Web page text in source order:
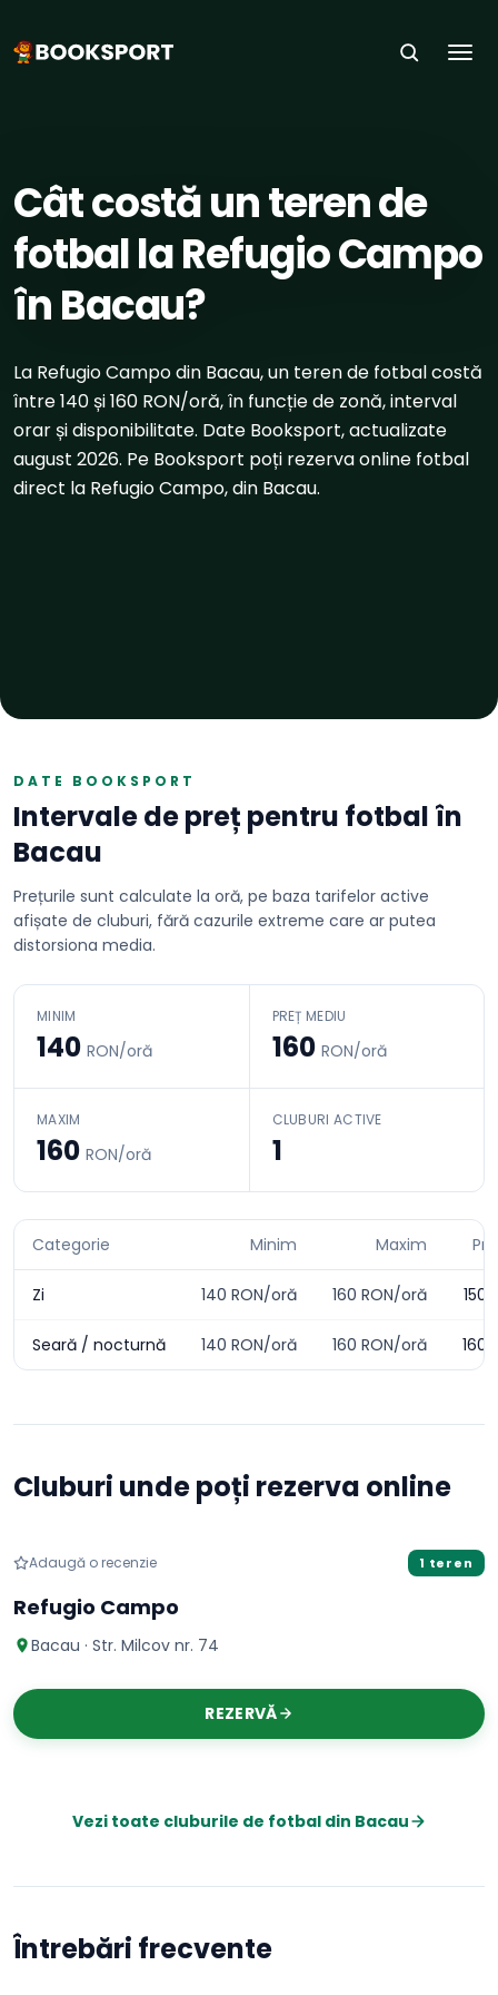
Cât costă un teren de
fotbal la Refugio Campo
în Bacau?
La Refugio Campo din Bacau, un teren de fotbal costă
între 140 și 160 RON/oră, în funcție de zonă, interval
orar și disponibilitate. Date Booksport, actualizate
august 2026. Pe Booksport poți rezerva online fotbal
direct la Refugio Campo, din Bacau.
DATE BOOKSPORT
Intervale de preț pentru fotbal în
Bacau
Prețurile sunt calculate la oră, pe baza tarifelor active
afișate de cluburi, fără cazurile extreme care ar putea
distorsiona media.
MINIM
140 RON/oră
PREȚ MEDIU
160 RON/oră
MAXIM
160 RON/oră
CLUBURI ACTIVE
1
Categorie Minim Maxim
Zi 140 RON/oră 160 RON/oră 150
Seară / nocturnă 140 RON/oră 160 RON/oră 160
Cluburi unde poți rezerva online
Fotbal
Adaugă o recenzie 1 teren
Refugio Campo
Bacau · Str. Milcov nr. 74
REZERVĂ
Vezi toate cluburile de fotbaldin Bacau
Întrebări frecvente